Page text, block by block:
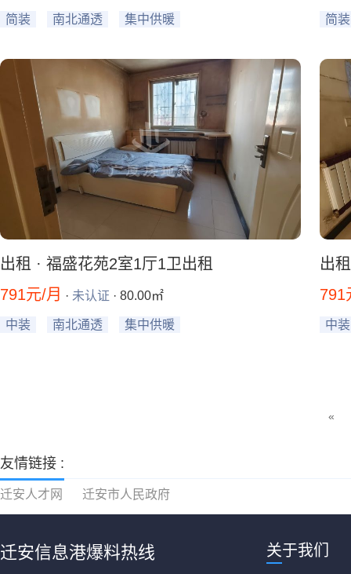
简装 南北通透 集中供暖 简装
出租 · 福盛花苑2室1厅1卫出租
791元/月
· 未认证 · 80.00㎡
中装 南北通透 集中供暖
出
791
中装
«
友情链接 :
迁安人才网 迁安市人民政府
迁安信息港爆料热线 关于我们